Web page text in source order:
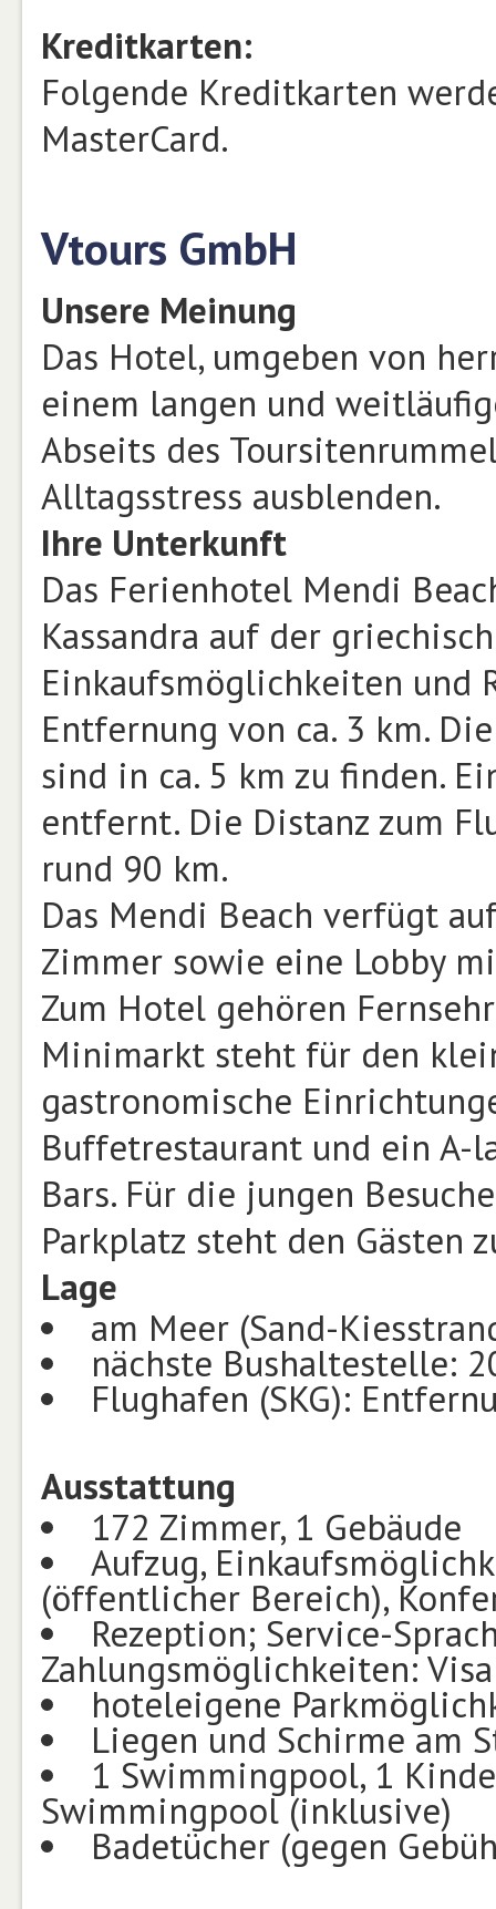
Kreditkarten:
Folgende Kreditkarten
MasterCard.
Vtours GmbH
Unsere Meinung
Das Hotel, umgeben von
einem langen und
Abseits des
Alltagsstress ausblenden.
Ihre Unterkunft
Das Ferienhotel Mendi
Kassandra auf der
Einkaufsmöglichkeiten und
Entfernung von ca. 3 km.
sind in ca. 5 km zu finden.
entfernt. Die Distanz zum
rund 90 km.
Das Mendi Beach verfügt
Zimmer sowie eine Lobby
Zum Hotel gehören
Minimarkt steht für den
gastronomische
Buffetrestaurant und ein A-
Bars. Für die jungen
Parkplatz steht den Gästen
Lage
am Meer (Sand-
nächste Bushaltestelle:
Flughafen (SKG):
Ausstattung
172 Zimmer, 1 Gebäude
Aufzug,
(öffentlicher Bereich),
Rezeption; Service-
Zahlungsmöglichkeiten: Visa
hoteleigene
Liegen und Schirme am
1 Swimmingpool, 1
Swimmingpool (inklusive)
Badetücher (gegen